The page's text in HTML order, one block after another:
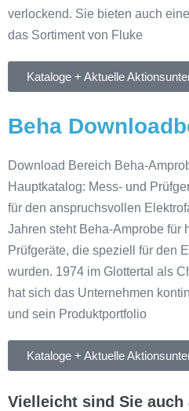
verlockend. Sie bieten auch
das Sortiment von Fluke
Kataloge + Aktuelle
Beha
Download Bereich Beha-
Hauptkatalog: Mess- und
für den anspruchsvollen
Jahren steht Beha-Amprobe für
Prüfgeräte, die speziell für den
wurden. 1974 im Glottertal als
hat sich das Unternehmen
und sein Produktportfolio
Kataloge + Aktuelle
Vielleicht sind Sie auch